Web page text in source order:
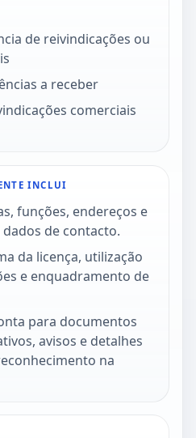
de reivindicações ou
a receber
comerciais
INCLUI
funções, endereços e
de contacto.
da licença, utilização
e enquadramento de
para documentos
avisos e detalhes
na